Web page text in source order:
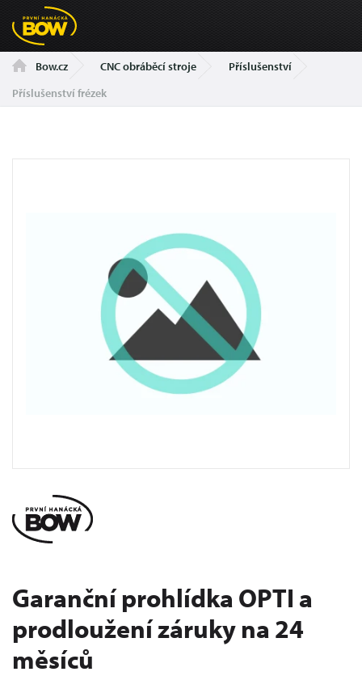
Bow.cz CNC obráběcí stroje
Příslušenství
Příslušenství frézek
Garanční prohlídka OPTI a
prodloužení záruky na 24
měsíců